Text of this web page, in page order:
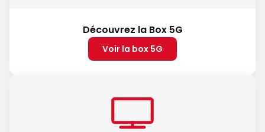
Découvrez la Box 5G
Voir la box 5G